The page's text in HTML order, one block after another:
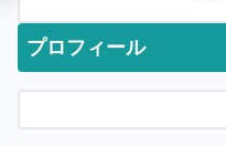
プロフィール